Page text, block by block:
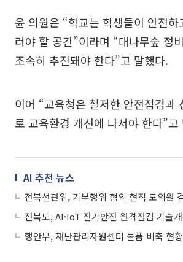
윤 의원은 “학교는 학생들이 안전
러야 할 공간”이라며 “대나무숲 정
조속히 추진돼야 한다”고 말했다.
이어 “교육청은 철저한 안전점검과
로 교육환경 개선에 나서야 한다”고
AI 추천 뉴스
전북선관위, 기부행위 혐의 현직 도의원
전북도, AI·IoT 전기안전 원격점검 기술
행안부, 재난관리자원센터 물품 비축 현